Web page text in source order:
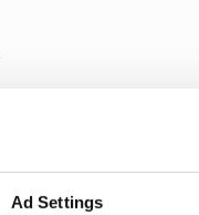
Ad Settings
att lobbyregistret